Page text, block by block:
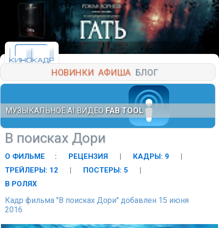
НОВИНКИ АФИША БЛОГ
МУЗЫКАЛЬНОЕ AI ВИДЕО FAB TOOL
В поисках Дори
О ФИЛЬМЕ : РЕЦЕНЗИЯ | КАДРЫ: 9
|
ТРЕЙЛЕРЫ: 12
| ПОСТЕРЫ: 5
|
В РОЛЯХ
Кадр фильма "В поисках Дори" добавлен 15 июня
2016